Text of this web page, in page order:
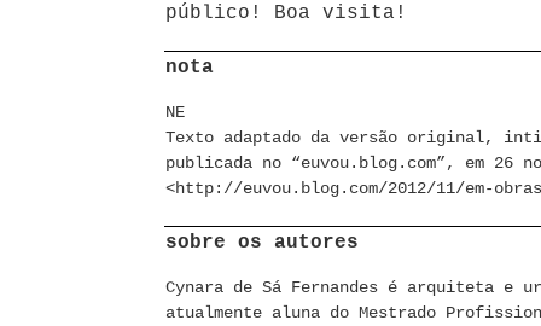
público! Boa visita!
nota
NE
Texto adaptado da versão original,
publicada no “euvou.blog.com”, em 26
<http://euvou.blog.com/2012/11/em-
sobre os autores
Cynara de Sá Fernandes é arquiteta e
atualmente aluna do Mestrado